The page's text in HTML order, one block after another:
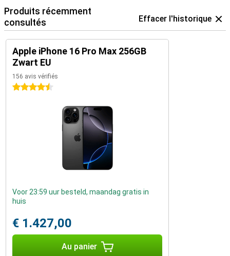
Produits récemment
consultés
Effacer l'historique
Apple iPhone 16 Pro Max 256GB
Zwart EU
156 avis vérifiés
4.5 étoiles
Voor 23:59 uur besteld, maandag gratis in
huis
€ 1.427,00
Au panier